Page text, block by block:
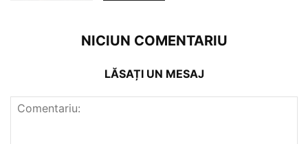
NICIUN COMENTARIU
LĂSAȚI UN MESAJ